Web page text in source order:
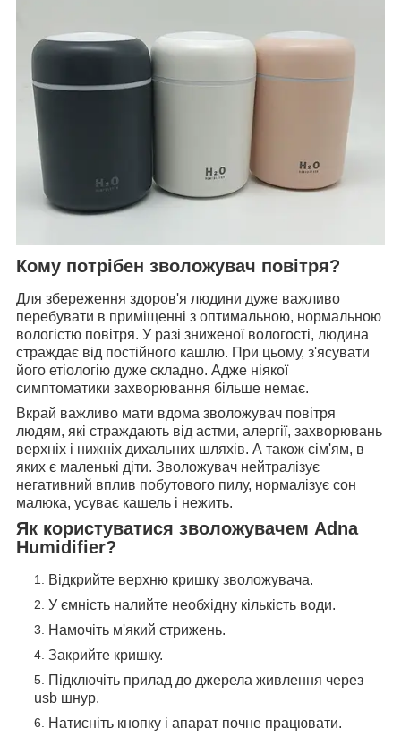
Кому потрібен зволожувач повітря?
Для збереження здоров'я людини дуже важливо
перебувати в приміщенні з оптимальною, нормальною
вологістю повітря. У разі зниженої вологості, людина
страждає від постійного кашлю. При цьому, з'ясувати
його етіологію дуже складно. Адже ніякої
симптоматики захворювання більше немає.
Вкрай важливо мати вдома зволожувач повітря
людям, які страждають від астми, алергії, захворювань
верхніх і нижніх дихальних шляхів. А також сім'ям, в
яких є маленькі діти. Зволожувач нейтралізує
негативний вплив побутового пилу, нормалізує сон
малюка, усуває кашель і нежить.
Як користуватися зволожувачем Adna
Humidifier?
Відкрийте верхню кришку зволожувача.
У ємність налийте необхідну кількість води.
Намочіть м'який стрижень.
Закрийте кришку.
Підключіть прилад до джерела живлення через
usb шнур.
Натисніть кнопку і апарат почне працювати.